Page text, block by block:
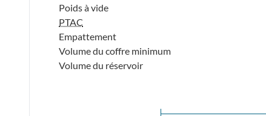
Poids à vide
PTAC
Empattement
Volume du coffre minimum
Volume du réservoir